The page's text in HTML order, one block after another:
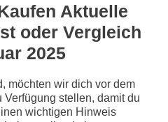
Aktuelle
oder Vergleich
2025
möchten wir dich vor dem
Verfügung stellen, damit du
wichtigen Hinweis